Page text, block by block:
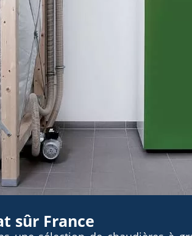
sûr France